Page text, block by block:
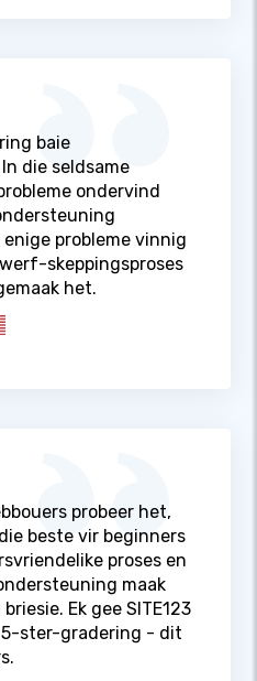
baie
die seldsame
ondervind
probleme vinnig
skeppingsproses
het.
probeer het,
beste vir beginners
proses en
maak
Ek gee SITE123
ster-gradering - dit